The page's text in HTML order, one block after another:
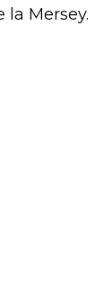
Mersey.